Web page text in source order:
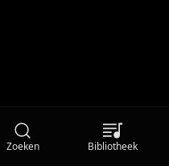
Zoeken Bibliotheek